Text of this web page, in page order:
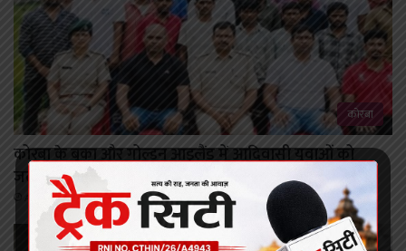
कोरबा
कोरबा के बुका और गोल्डन आइलैंड में आदिवासी युवाओं को
जलक्रीड़ा का प्रशिक्षण, गोवा से पहुंचे विशेषज्ञ।
August 8, 2026